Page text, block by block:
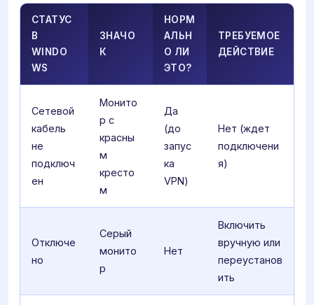
СТАТУС
В
WINDO
WS
ЗНАЧО
К
НОРМ
АЛЬН
О ЛИ
ЭТО?
ТРЕБУЕМОЕ
ДЕЙСТВИЕ
Сетевой
кабель
не
подключ
ен
Монито
р с
красны
м
кресто
м
Да
(до
запус
ка
VPN)
Нет (ждет
подключени
я)
Отключе
но
Серый
монито
р
Нет
Включить
вручную или
переустанов
ить